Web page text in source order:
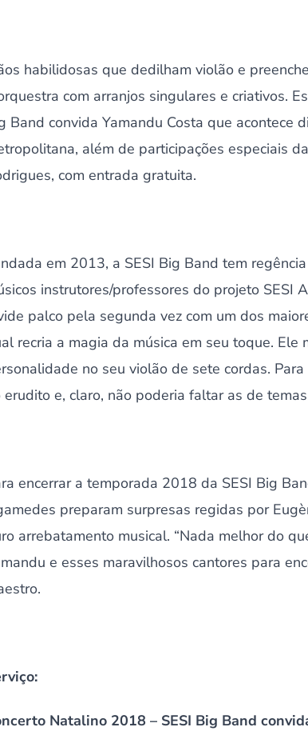
habilidosas que dedilham violão e
com arranjos singulares e criativos.
Band convida Yamandu Costa que
além de participações especiais
com entrada gratuita.
em 2013, a SESI Big Band tem
instrutores/professores do projeto SESI
palco pela segunda vez com um dos
recria a magia da música em seu toque.
no seu violão de sete cordas.
erudito e, claro, não poderia faltar as de
encerrar a temporada 2018 da SESI Big
preparam surpresas regidas por
arrebatamento musical. “Nada melhor do
e esses maravilhosos cantores para
Natalino 2018 – SESI Big Band